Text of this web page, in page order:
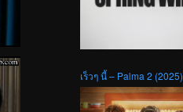
เร็วๆ นี้ – Palma 2 (2025)